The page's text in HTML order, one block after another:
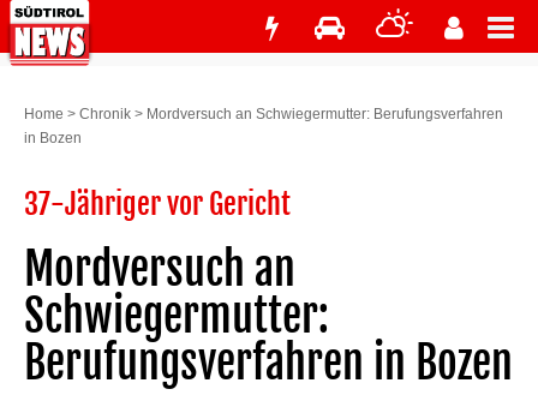
Home > Chronik > Mordversuch an Schwiegermutter: Berufungsverfahren
in Bozen
37-Jähriger vor Gericht
Mordversuch an
Schwiegermutter:
Berufungsverfahren in Bozen